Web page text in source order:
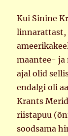
Kui Sinine
linnarattast,
maantee- ja
ajal olid
endalgi oli
Krants
riistapuu
soodsama